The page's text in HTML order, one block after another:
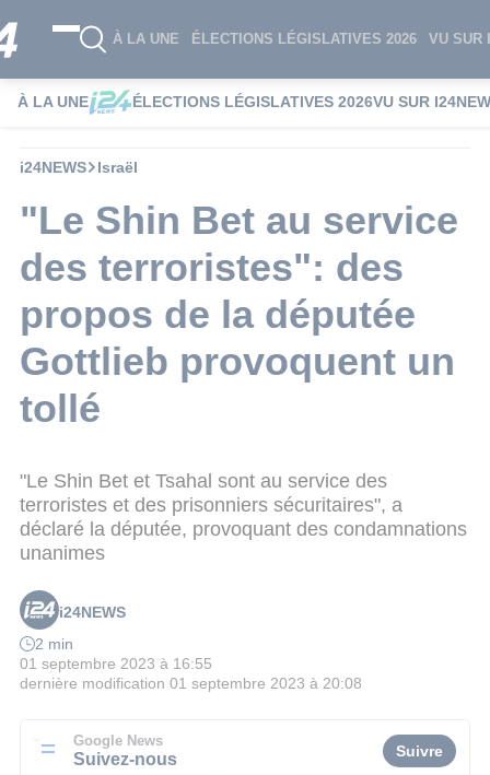
À LA UNE ÉLECTIONS LÉGISLATIVES 2026 VU SUR
À LA UNE ÉLECTIONS LÉGISLATIVES 2026VU SUR
i24NEWS Israël
"Le Shin Bet au service
des terroristes": des
propos de la députée
Gottlieb provoquent un
tollé
"Le Shin Bet et Tsahal sont au service des
terroristes et des prisonniers sécuritaires", a
déclaré la députée, provoquant des condamnations
unanimes
i24NEWS
2 min
01 septembre 2023 à 16:55
dernière modification 01 septembre 2023 à 20:08
Google News
Suivez-nous Suivre